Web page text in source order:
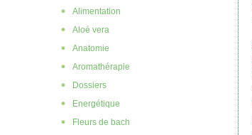
Alimentation
Aloé vera
Anatomie
Aromathérapie
Dossiers
Energétique
Fleurs de bach